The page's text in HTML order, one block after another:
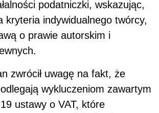
podatniczki, wskazując,
kryteria indywidualnego twórcy,
o prawie autorskim i
zwrócił uwagę na fakt, że
wykluczeniom zawartym
ustawy o VAT, które